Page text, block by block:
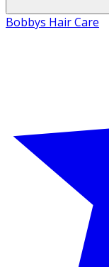
Bobbys Hair Care